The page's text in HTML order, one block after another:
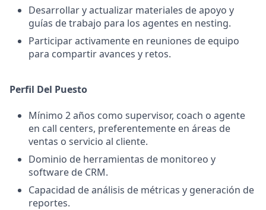
Desarrollar y actualizar materiales de apoyo y
guías de trabajo para los agentes en nesting.
Participar activamente en reuniones de equipo
para compartir avances y retos.
Perfil Del Puesto
Mínimo 2 años como supervisor, coach o agente
en call centers, preferentemente en áreas de
ventas o servicio al cliente.
Dominio de herramientas de monitoreo y
software de CRM.
Capacidad de análisis de métricas y generación de
reportes.